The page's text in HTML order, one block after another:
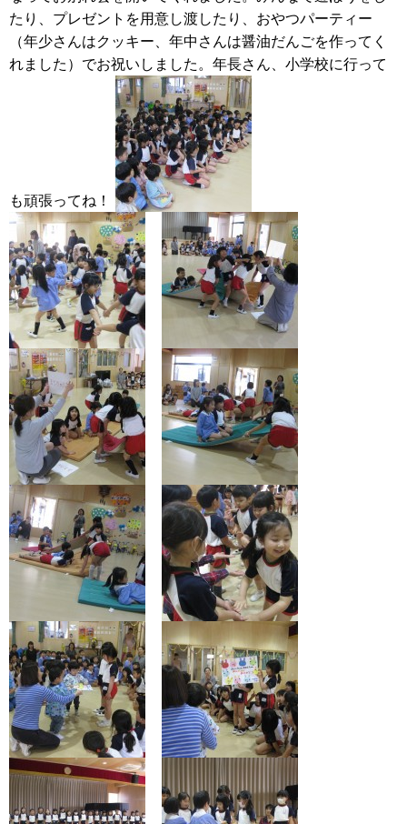
たり、プレゼントを用意し渡したり、おやつパーティー
（年少さんはクッキー、年中さんは醤油だんごを作ってく
れました）でお祝いしました。年長さん、小学校に行って
も頑張ってね！